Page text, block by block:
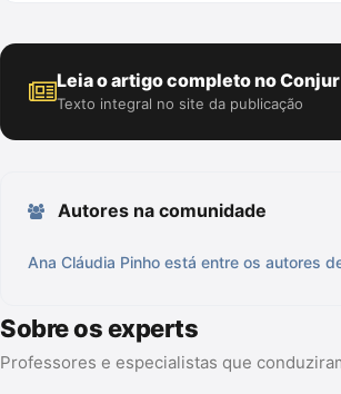
Leia o artigo completo no Conjur
Texto integral no site da publicação
Autores na comunidade
Ana Cláudia Pinho está entre os autores
Sobre os experts
Professores e especialistas que